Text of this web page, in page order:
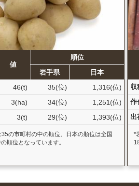
値
順位
岩手県
日本
46(t) 35(位)
1,316(位)
3(ha) 34(位)
1,251(位)
3(t) 29(位) 1,393(位)
の市町村の中の順位、日本の順位は全国
順位となっています。
収
作
出
*